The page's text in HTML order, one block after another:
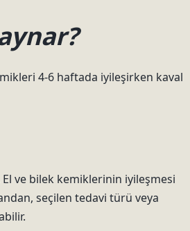
4-6 haftada iyileşirken kaval
ve bilek kemiklerinin iyileşmesi
seçilen tedavi türü veya